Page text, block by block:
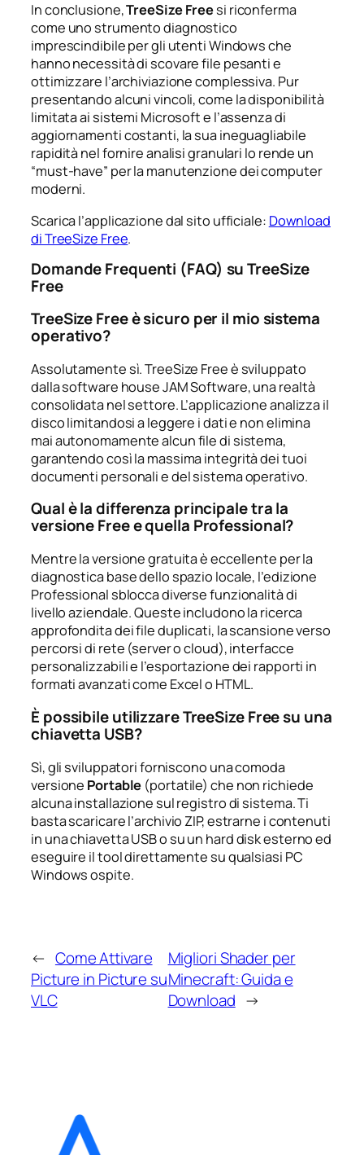
In conclusione,TreeSize Freesi riconferma
come uno strumento diagnostico
imprescindibile per gli utenti Windows che
hanno necessità di scovare file pesanti e
ottimizzare l’archiviazione complessiva. Pur
presentando alcuni vincoli, come la disponibilità
limitata ai sistemi Microsoft e l’assenza di
aggiornamenti costanti, la sua ineguagliabile
rapidità nel fornire analisi granulari lo rende un
“must-have” per la manutenzione dei computer
moderni.
Scarica l’applicazione dal sito ufficiale: Download
di TreeSize Free.
Domande Frequenti (FAQ) su TreeSize
Free
TreeSize Free è sicuro per il mio sistema
operativo?
Assolutamente sì. TreeSize Free è sviluppato
dalla software house JAM Software, una realtà
consolidata nel settore. L’applicazione analizza il
disco limitandosi a leggere i dati e non elimina
mai autonomamente alcun file di sistema,
garantendo così la massima integrità dei tuoi
documenti personali e del sistema operativo.
Qual è la differenza principale tra la
versione Free e quella Professional?
Mentre la versione gratuita è eccellente per la
diagnostica base dello spazio locale, l’edizione
Professional sblocca diverse funzionalità di
livello aziendale. Queste includono la ricerca
approfondita dei file duplicati, la scansione verso
percorsi di rete (server o cloud), interfacce
personalizzabili e l’esportazione dei rapporti in
formati avanzati come Excel o HTML.
È possibile utilizzare TreeSize Free su una
chiavetta USB?
Sì, gli sviluppatori forniscono una comoda
versione Portable (portatile) che non richiede
alcuna installazione sul registro di sistema. Ti
basta scaricare l’archivio ZIP, estrarne i contenuti
in una chiavetta USB o su un hard disk esterno ed
eseguire il tool direttamente su qualsiasi PC
Windows ospite.
← Come Attivare
Picture in Picture su
VLC
Migliori Shader per
Minecraft: Guida e
Download →